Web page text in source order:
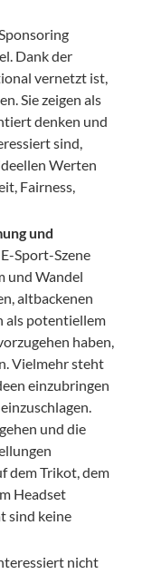
Dank der
vernetzt ist,
Sie zeigen als
denken und
sind,
Werten
Fairness,
und
Sport-Szene
und Wandel
altbackenen
als potentiellem
haben,
Vielmehr steht
einzubringen
und die
dem Trikot, dem
Headset
sind keine
nicht